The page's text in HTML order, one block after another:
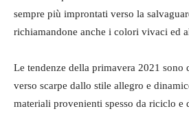
sempre più improntati verso la
richiamandone anche i colori vivaci ed
Le tendenze della primavera 2021 sono
verso scarpe dallo stile allegro e
materiali provenienti spesso da riciclo e